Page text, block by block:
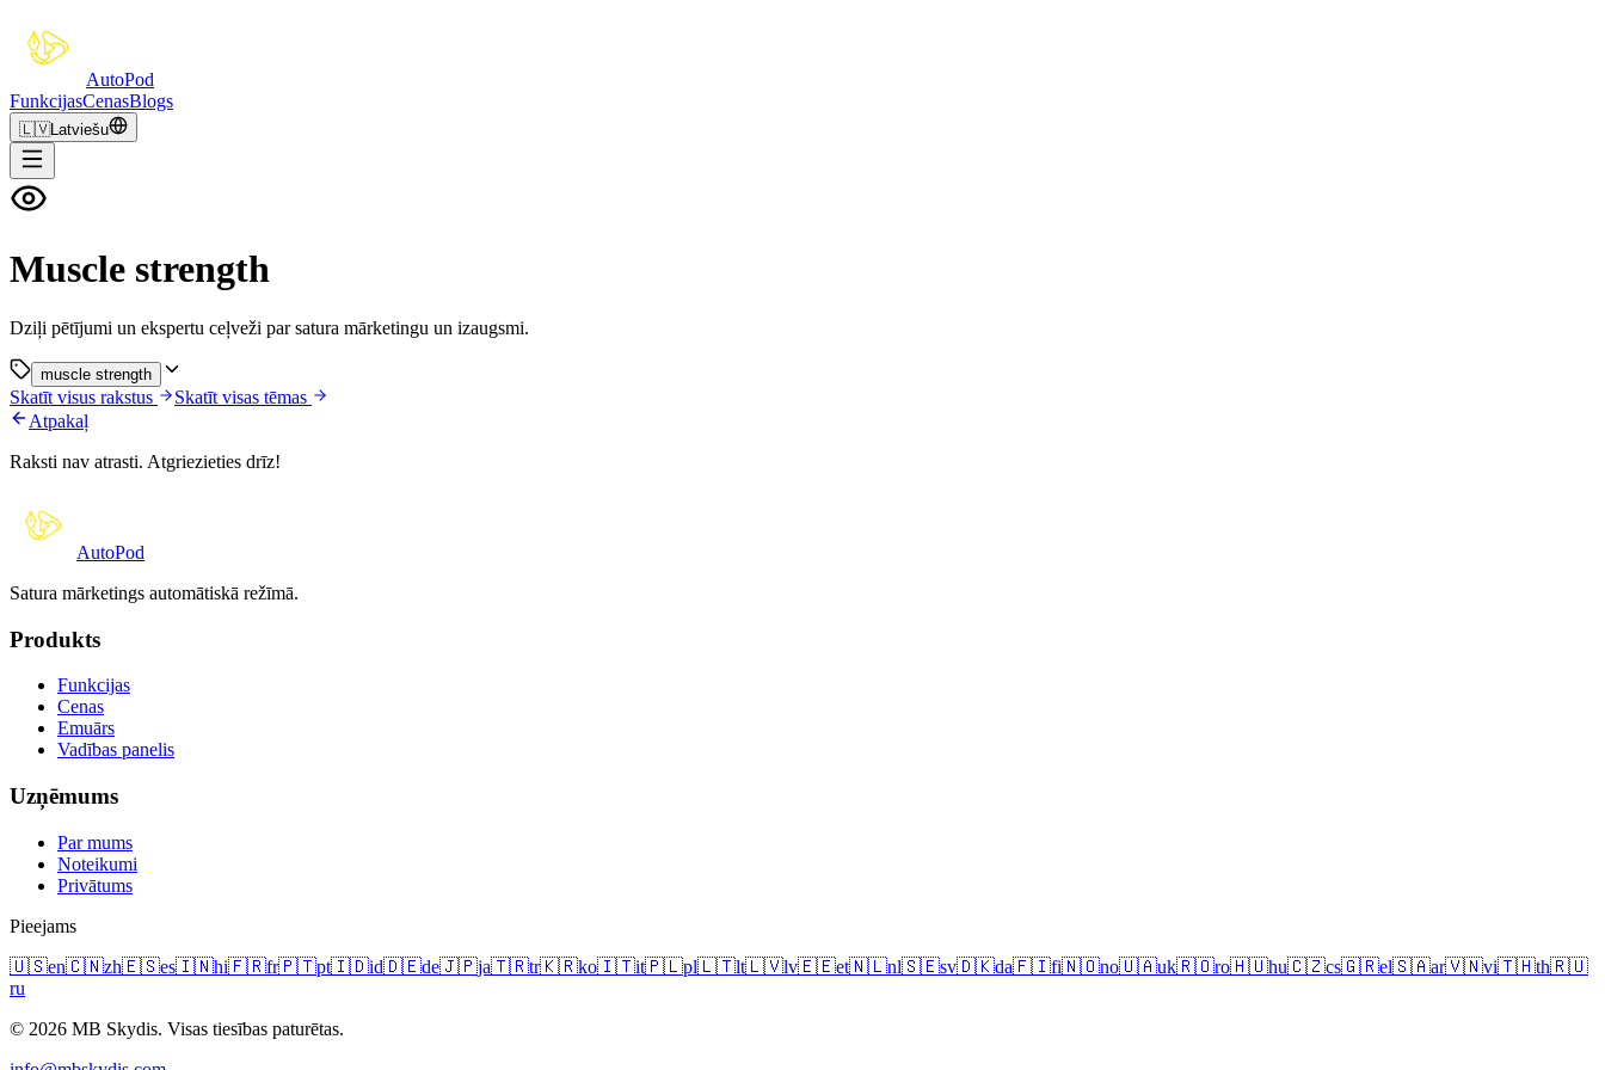
AutoPod
FunkcijasCenasBlogs
🇱🇻Latviešu
Muscle strength
Dziļi pētījumi un ekspertu ceļveži par satura mārketingu un izaugsmi.
muscle strength
Skatīt visus rakstus
Skatīt visas tēmas
Atpakaļ
Raksti nav atrasti. Atgriezieties drīz!
AutoPod
Satura mārketings automātiskā režīmā.
Produkts
Funkcijas
Cenas
Emuārs
Vadības panelis
Uzņēmums
Par mums
Noteikumi
Privātums
Pieejams
🇺🇸en🇨🇳zh🇪🇸es🇮🇳hi🇫🇷fr🇵🇹pt🇮🇩id🇩🇪de🇯🇵ja🇹🇷tr🇰🇷ko🇮🇹it🇵🇱pl🇱🇹lt🇱🇻lv🇪🇪et🇳🇱nl🇸🇪sv🇩🇰da🇫🇮fi🇳🇴no🇺🇦uk🇷🇴ro🇭🇺hu🇨🇿cs🇬🇷el🇸🇦ar🇻🇳vi🇹🇭th🇷🇺
ru
© 2026 MB Skydis. Visas tiesības paturētas.